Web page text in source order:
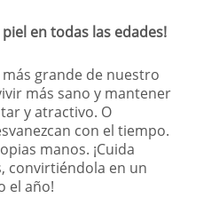
en todas las edades!
grande de nuestro
más sano y mantener
y atractivo. O
con el tiempo.
manos. ¡Cuida
convirtiéndola en un
el año!